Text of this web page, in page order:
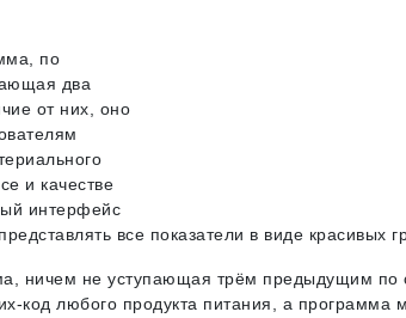
по
два
от них, оно
и качестве
интерфейс
все показатели в виде красивых
ничем не уступающая трём предыдущим по
код любого продукта питания, а